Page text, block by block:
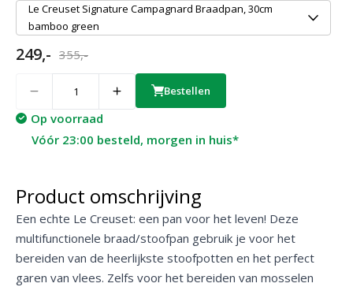
Le Creuset Signature Campagnard Braadpan, 30cm
bamboo green
249,- 355,-
Bestellen
Op voorraad
Vóór 23:00 besteld, morgen in huis*
Product omschrijving
Een echte Le Creuset: een pan voor het leven! Deze
multifunctionele braad/stoofpan gebruik je voor het
bereiden van de heerlijkste stoofpotten en het perfect
garen van vlees. Zelfs voor het bereiden van mosselen